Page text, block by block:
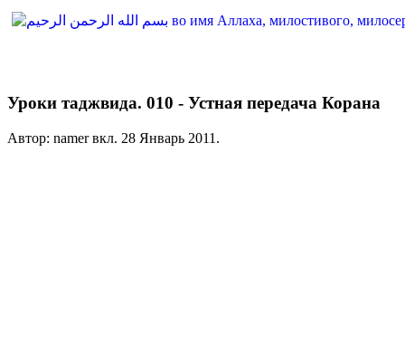
Уроки таджвида. 010 - Устная передача Корана
Автор: namer вкл. 28 Январь 2011 .